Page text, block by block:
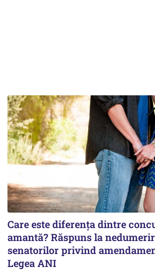
Care este diferența dintre
amantă? Răspuns la
senatorilor privind
Legea ANI